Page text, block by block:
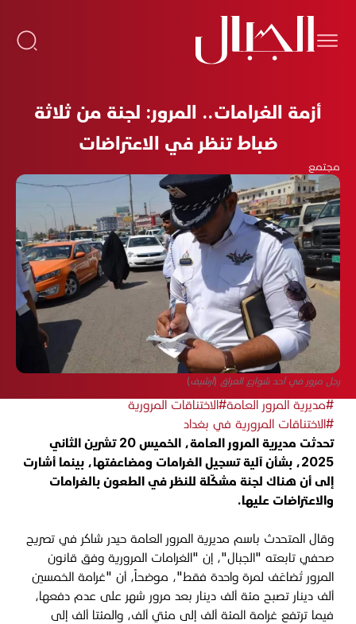
أزمة الغرامات.. المرور: لجنة من ثلاثة
ضباط تنظر في الاعتراضات
مجتمع
رجل مرور في أحد شوارع العراق (أرشيف)
#مديرية المرور العامة#الاختناقات المرورية
#الاختناقات المرورية في بغداد
تحدثت مديرية المرور العامة، الخميس 20 تشرين الثاني
2025، بشأن آلية تسجيل الغرامات ومضاعفتها، بينما أشارت
إلى أن هناك لجنة مشكّلة للنظر في الطعون بالغرامات
والاعتراضات عليها.
وقال المتحدث باسم مديرية المرور العامة حيدر شاكر في تصريح
صحفي تابعته "الجبال"، إن "الغرامات المرورية وفق قانون
المرور تُضاعَف لمرة واحدة فقط"، موضحاً، أن "غرامة الخمسين
ألف دينار تصبح مئة ألف دينار بعد مرور شهر على عدم دفعها،
فيما ترتفع غرامة المئة ألف إلى مئتي ألف، والمئتا ألف إلى